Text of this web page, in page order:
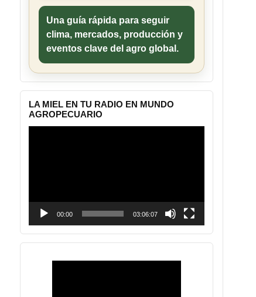
Una guía rápida para seguir
clima, mercados, producción y
eventos clave del agro global.
LA MIEL EN TU RADIO EN MUNDO
AGROPECUARIO
00:00 03:06:07